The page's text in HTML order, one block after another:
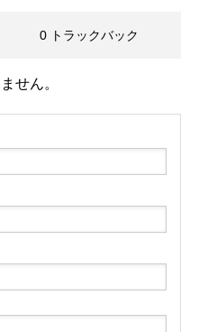
0 トラックバック
せん。